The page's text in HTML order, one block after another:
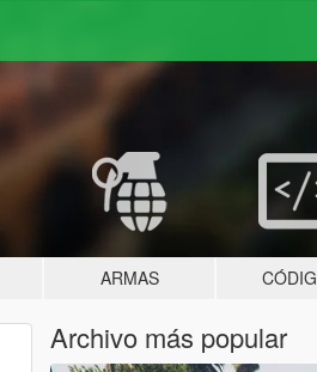
ARMAS
Archivo más popular